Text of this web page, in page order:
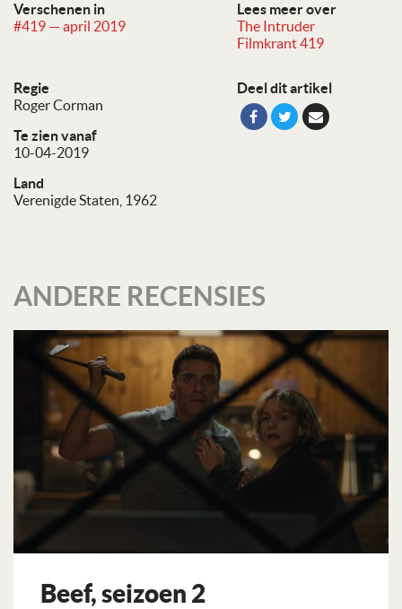
Verschenen in
#419 — april 2019
Lees meer over
The Intruder
Filmkrant 419
Regie
Roger Corman
Te zien vanaf
10-04-2019
Land
Verenigde Staten, 1962
Deel dit artikel
ANDERE RECENSIES
Beef, seizoen 2